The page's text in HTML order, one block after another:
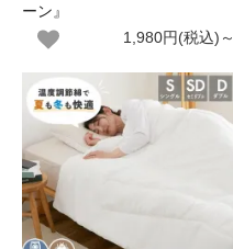
ーン』
1,980円(税込)～